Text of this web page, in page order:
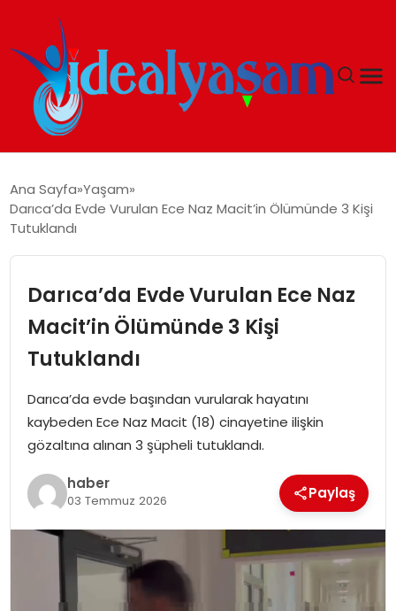
GÜNDEM
İDEAL SPOR
YAŞAM
MAGAZIN
SAĞLIK
SOSYAL HABER
Ana Sayfa Yaşam
Darıca’da Evde Vurulan Ece Naz Macit’in Ölümünde 3 Kişi
Tutuklandı
Darıca’da Evde Vurulan Ece Naz
Macit’in Ölümünde 3 Kişi
Tutuklandı
Darıca’da evde başından vurularak hayatını
kaybeden Ece Naz Macit (18) cinayetine ilişkin
gözaltına alınan 3 şüpheli tutuklandı.
haber
03 Temmuz 2026 Paylaş